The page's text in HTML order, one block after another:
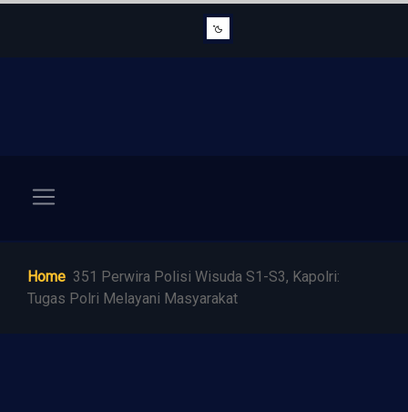
Home 351 Perwira Polisi Wisuda S1-S3, Kapolri:
Tugas Polri Melayani Masyarakat